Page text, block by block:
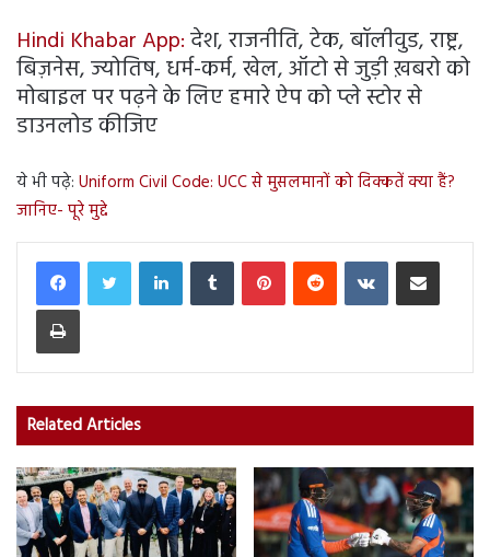
Hindi Khabar App:देश, राजनीति, टेक, बॉलीवुड, राष्ट्र,
बिज़नेस, ज्योतिष, धर्म-कर्म, खेल, ऑटो से जुड़ी ख़बरो को
मोबाइल पर पढ़ने के लिए हमारे ऐप को प्ले स्टोर से
डाउनलोड कीजिए
ये भी पढ़े: Uniform Civil Code: UCC से मुसलमानों को दिक्कतें क्या हैं?
जानिए- पूरे मुद्दे
LinkedInTumblr PinterestReddit VKontakteShare via Email
Print
Related Articles